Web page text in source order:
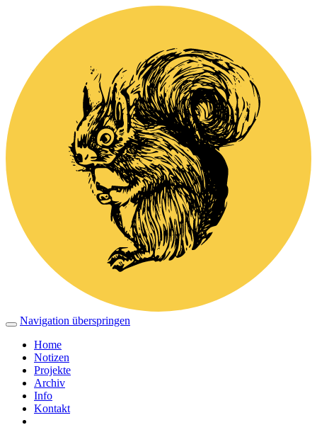
Navigation überspringen
Home
Notizen
Projekte
Archiv
Info
Kontakt